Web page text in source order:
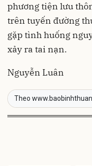
phương tiện lưu
trên tuyến đường
gặp tình huống
xảy ra tai nạn.
Nguyễn Luân
Theo